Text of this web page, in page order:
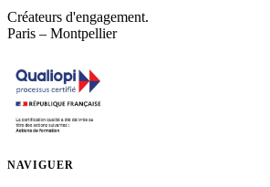
Créateurs d'engagement.
Paris – Montpellier
NAVIGUER